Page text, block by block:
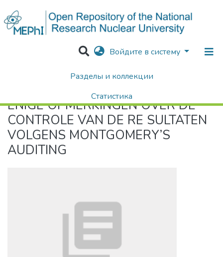
Войдите в систему
Разделы и коллекции
Статистика
Поиск
ENIGE OPMERKINGEN OVER DE CONTROLE VAN DE RE­ SULTATEN VOLGENS MONTGOMERY’S AUDITING
ENIGE OPMERKINGEN OVER DE
CONTROLE VAN DE RE­ SULTATEN
VOLGENS MONTGOMERY’S
AUDITING